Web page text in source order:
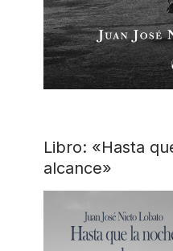
Libro: «Hasta
alcance»